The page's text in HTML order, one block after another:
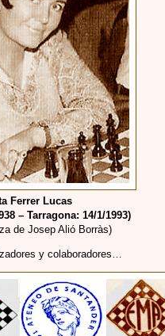
Ferrer Lucas
– Tarragona: 14/1/1993)
de Josep Alió Borràs)
y colaboradores…